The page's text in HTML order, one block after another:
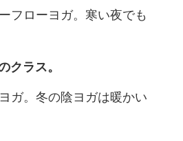
フローヨガ。寒い夜でも
クラス。
ガ。冬の陰ヨガは暖かい